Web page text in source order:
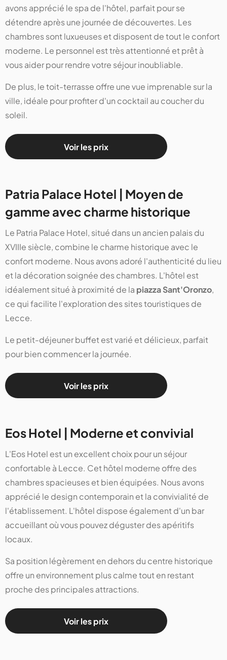
avons apprécié le spa de l'hôtel, parfait pour se
détendre après une journée de découvertes. Les
chambres sont luxueuses et disposent de tout le confort
moderne. Le personnel est très attentionné et prêt à
vous aider pour rendre votre séjour inoubliable.
De plus, le toit-terrasse offre une vue imprenable sur la
ville, idéale pour profiter d'un cocktail au coucher du
soleil.
Voir les prix
Patria Palace Hotel | Moyen de
gamme avec charme historique
Le Patria Palace Hotel, situé dans un ancien palais du
XVIIIe siècle, combine le charme historique avec le
confort moderne. Nous avons adoré l'authenticité du lieu
et la décoration soignée des chambres. L'hôtel est
idéalement situé à proximité de la piazza Sant'Oronzo,
ce qui facilite l'exploration des sites touristiques de
Lecce.
Le petit-déjeuner buffet est varié et délicieux, parfait
pour bien commencer la journée.
Voir les prix
Eos Hotel | Moderne et convivial
L'Eos Hotel est un excellent choix pour un séjour
confortable à Lecce. Cet hôtel moderne offre des
chambres spacieuses et bien équipées. Nous avons
apprécié le design contemporain et la convivialité de
l'établissement. L'hôtel dispose également d'un bar
accueillant où vous pouvez déguster des apéritifs
locaux.
Sa position légèrement en dehors du centre historique
offre un environnement plus calme tout en restant
proche des principales attractions.
Voir les prix